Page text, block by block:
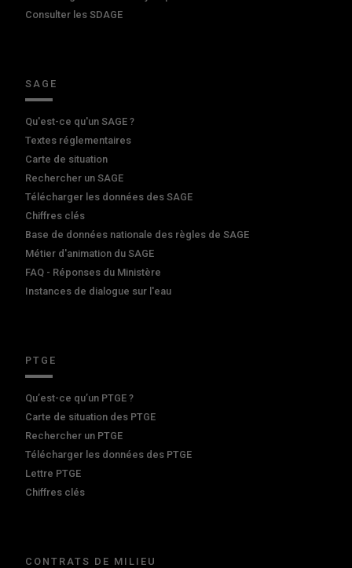
Consulter les SDAGE
SAGE
Qu'est-ce qu'un SAGE ?
Textes réglementaires
Carte de situation
Rechercher un SAGE
Télécharger les données des SAGE
Chiffres clés
Base de données nationale des règles de SAGE
Métier d'animation du SAGE
FAQ - Réponses du Ministère
Instances de dialogue sur l'eau
PTGE
Qu’est-ce qu’un PTGE ?
Carte de situation des PTGE
Rechercher un PTGE
Télécharger les données des PTGE
Lettre PTGE
Chiffres clés
CONTRATS DE MILIEU